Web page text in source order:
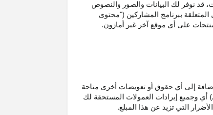
قد نوفر لك البيانات والصور والنصوص
ببرنامج المشاركين ("محتوى
على أي موقع آخر غير أمازون.
إلى أي حقوق أو تعويضات أخرى متاحة
أي وجميع إيرادات العمولات المستحقة لك
التي تزيد عن هذا المبلغ.